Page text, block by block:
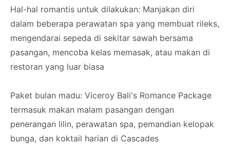
Hal-hal romantis untuk dilakukan: Manjakan diri
dalam beberapa perawatan spa yang membuat rileks,
mengendarai sepeda di sekitar sawah bersama
pasangan, mencoba kelas memasak, atau makan di
restoran yang luar biasa
Paket bulan madu: Viceroy Bali's Romance Package
termasuk makan malam pasangan dengan
penerangan lilin, perawatan spa, pemandian kelopak
bunga, dan koktail harian di Cascades